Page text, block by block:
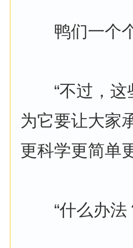
鸭们一个个
“不过，这
为它要让大家
更科学更简单
“什么办法